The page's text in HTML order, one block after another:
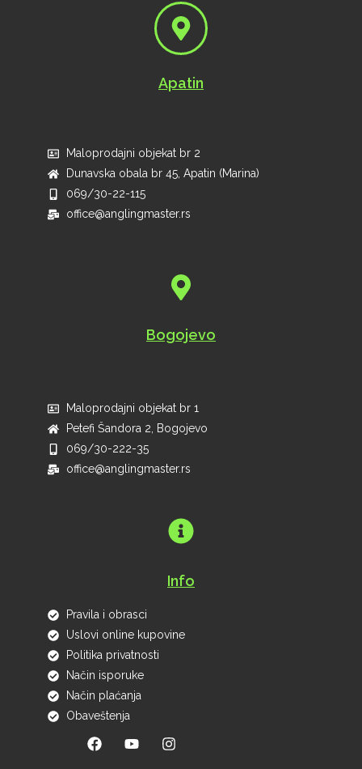
Apatin
Maloprodajni objekat br 2
Dunavska obala br 45, Apatin (Marina)
069/30-22-115
office@anglingmaster.rs
Bogojevo
Maloprodajni objekat br 1
Petefi Šandora 2, Bogojevo
069/30-222-35
office@anglingmaster.rs
Info
Pravila i obrasci
Uslovi online kupovine
Politika privatnosti
Način isporuke
Način plaćanja
Obaveštenja